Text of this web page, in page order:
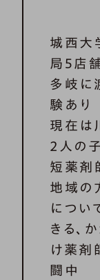
城西大
局5店
多岐に
験あり
現在は
2人の
短薬剤
地域の
につい
きる、
け薬剤
闘中